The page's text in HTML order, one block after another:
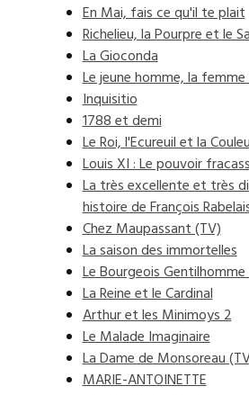
En Mai, fais ce qu'il te plait
Richelieu, la Pourpre et le
La Gioconda
Le jeune homme, la
Inquisitio
1788 et demi
Le Roi, l'Ecureuil et la
Louis XI : Le pouvoir
La très excellente et très
histoire de François
Chez Maupassant (TV)
La saison des immortelles
Le Bourgeois
La Reine et le Cardinal
Arthur et les Minimoys 2
Le Malade Imaginaire
La Dame de Monsoreau
MARIE-ANTOINETTE